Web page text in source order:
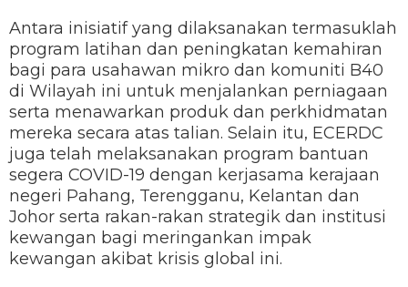
Antara inisiatif yang dilaksanakan termasuklah
program latihan dan peningkatan kemahiran
bagi para usahawan mikro dan komuniti B40
di Wilayah ini untuk menjalankan perniagaan
serta menawarkan produk dan perkhidmatan
mereka secara atas talian. Selain itu, ECERDC
juga telah melaksanakan program bantuan
segera COVID-19 dengan kerjasama kerajaan
negeri Pahang, Terengganu, Kelantan dan
Johor serta rakan-rakan strategik dan institusi
kewangan bagi meringankan impak
kewangan akibat krisis global ini.